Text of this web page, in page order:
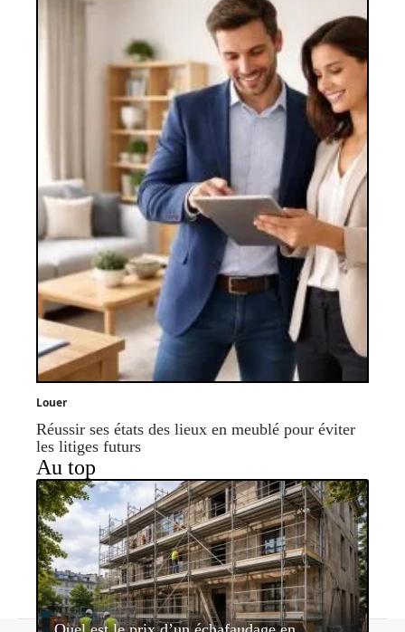
Louer
Réussir ses états des lieux en meublé pour éviter
les litiges futurs
Au top